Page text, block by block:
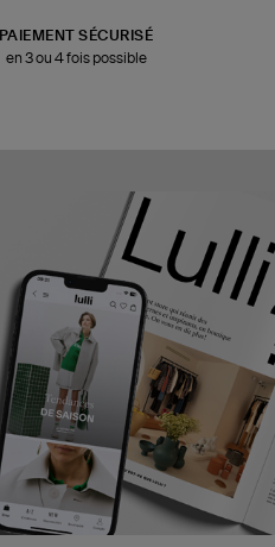
PAIEMENT SÉCURISÉ
en 3 ou 4 fois possible